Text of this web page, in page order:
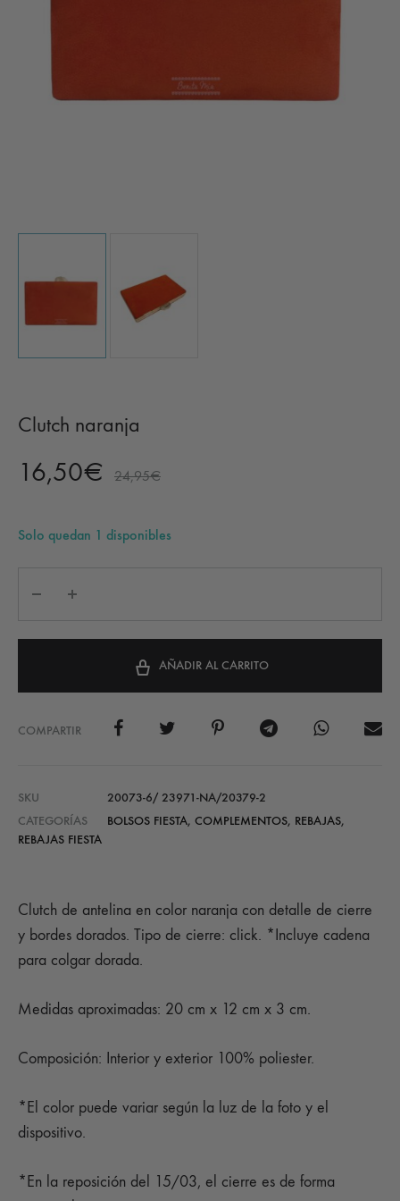
Clutch naranja
16,50€ 24,95€
Solo quedan 1 disponibles
AÑADIR AL CARRITO
COMPARTIR
SKU
20073-6/ 23971-NA/20379-2
CATEGORÍAS
BOLSOS FIESTA, COMPLEMENTOS, REBAJAS,
REBAJAS FIESTA
Clutch de antelina en color naranja con detalle de cierre
y bordes dorados. Tipo de cierre: click. *Incluye cadena
para colgar dorada.
Medidas aproximadas: 20 cm x 12 cm x 3 cm.
Composición: Interior y exterior 100% poliester.
*El color puede variar según la luz de la foto y el
dispositivo.
*En la reposición del 15/03, el cierre es de forma